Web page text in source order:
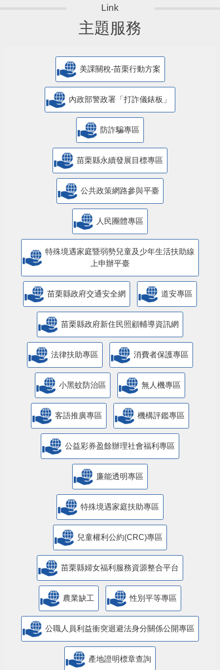
主題服務
美課關稅-苗栗行動方案
內政部警政署「打詐儀錶板」
防詐騙專區
苗栗縣永續發展目標專區
公共政策網路參與平臺
人民團體專區
特殊境遇家庭暨弱勢兒童及少年生活扶助線
上申辦平臺
苗栗縣政府交通安全網 道安專區
苗栗縣政府新住民照顧輔導資訊網
法律扶助專區 消費者保護專區
小黑蚊防治區 無人機專區
客語推廣專區 機構評鑑專區
公益彩券盈餘辦理社會福利專區
廉能透明專區
特殊境遇家庭扶助專區
兒童權利公約(CRC)專區
苗栗縣婦女福利服務資源整合平台
農業缺工 性別平等專區
公職人員利益衝突迴避法身分關係公開專區
產地證明標章查詢